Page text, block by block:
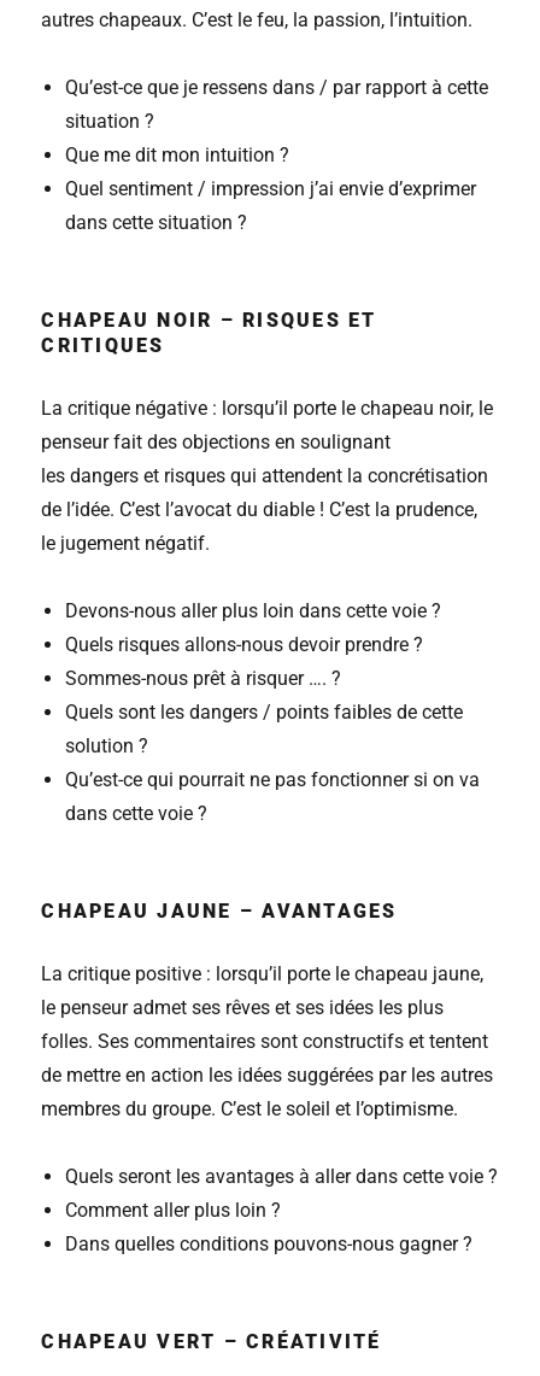
autres chapeaux. C’est le feu, la passion, l’intuition.
Qu’est-ce que je ressens dans / par rapport à cette
situation ?
Que me dit mon intuition ?
Quel sentiment / impression j’ai envie d’exprimer
dans cette situation ?
CHAPEAU NOIR – RISQUES ET
CRITIQUES
La critique négative : lorsqu’il porte le chapeau noir, le
penseur fait des objections en soulignant
les dangers et risques qui attendent la concrétisation
de l’idée. C’est l’avocat du diable ! C’est la prudence,
le jugement négatif.
Devons-nous aller plus loin dans cette voie ?
Quels risques allons-nous devoir prendre ?
Sommes-nous prêt à risquer …. ?
Quels sont les dangers / points faibles de cette
solution ?
Qu’est-ce qui pourrait ne pas fonctionner si on va
dans cette voie ?
CHAPEAU JAUNE – AVANTAGES
La critique positive : lorsqu’il porte le chapeau jaune,
le penseur admet ses rêves et ses idées les plus
folles. Ses commentaires sont constructifs et tentent
de mettre en action les idées suggérées par les autres
membres du groupe. C’est le soleil et l’optimisme.
Quels seront les avantages à aller dans cette voie ?
Comment aller plus loin ?
Dans quelles conditions pouvons-nous gagner ?
CHAPEAU VERT – CRÉATIVITÉ